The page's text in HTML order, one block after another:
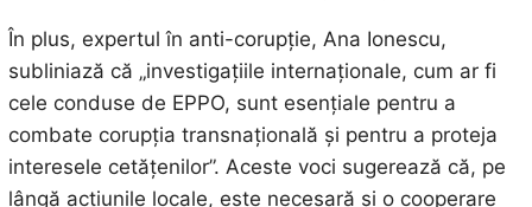
În plus, expertul în anti-corupție, Ana Ionescu,
subliniază că „investigațiile internaționale, cum ar fi
cele conduse de EPPO, sunt esențiale pentru a
combate corupția transnațională și pentru a proteja
interesele cetățenilor”. Aceste voci sugerează că, pe
lângă acțiunile locale, este necesară și o cooperare